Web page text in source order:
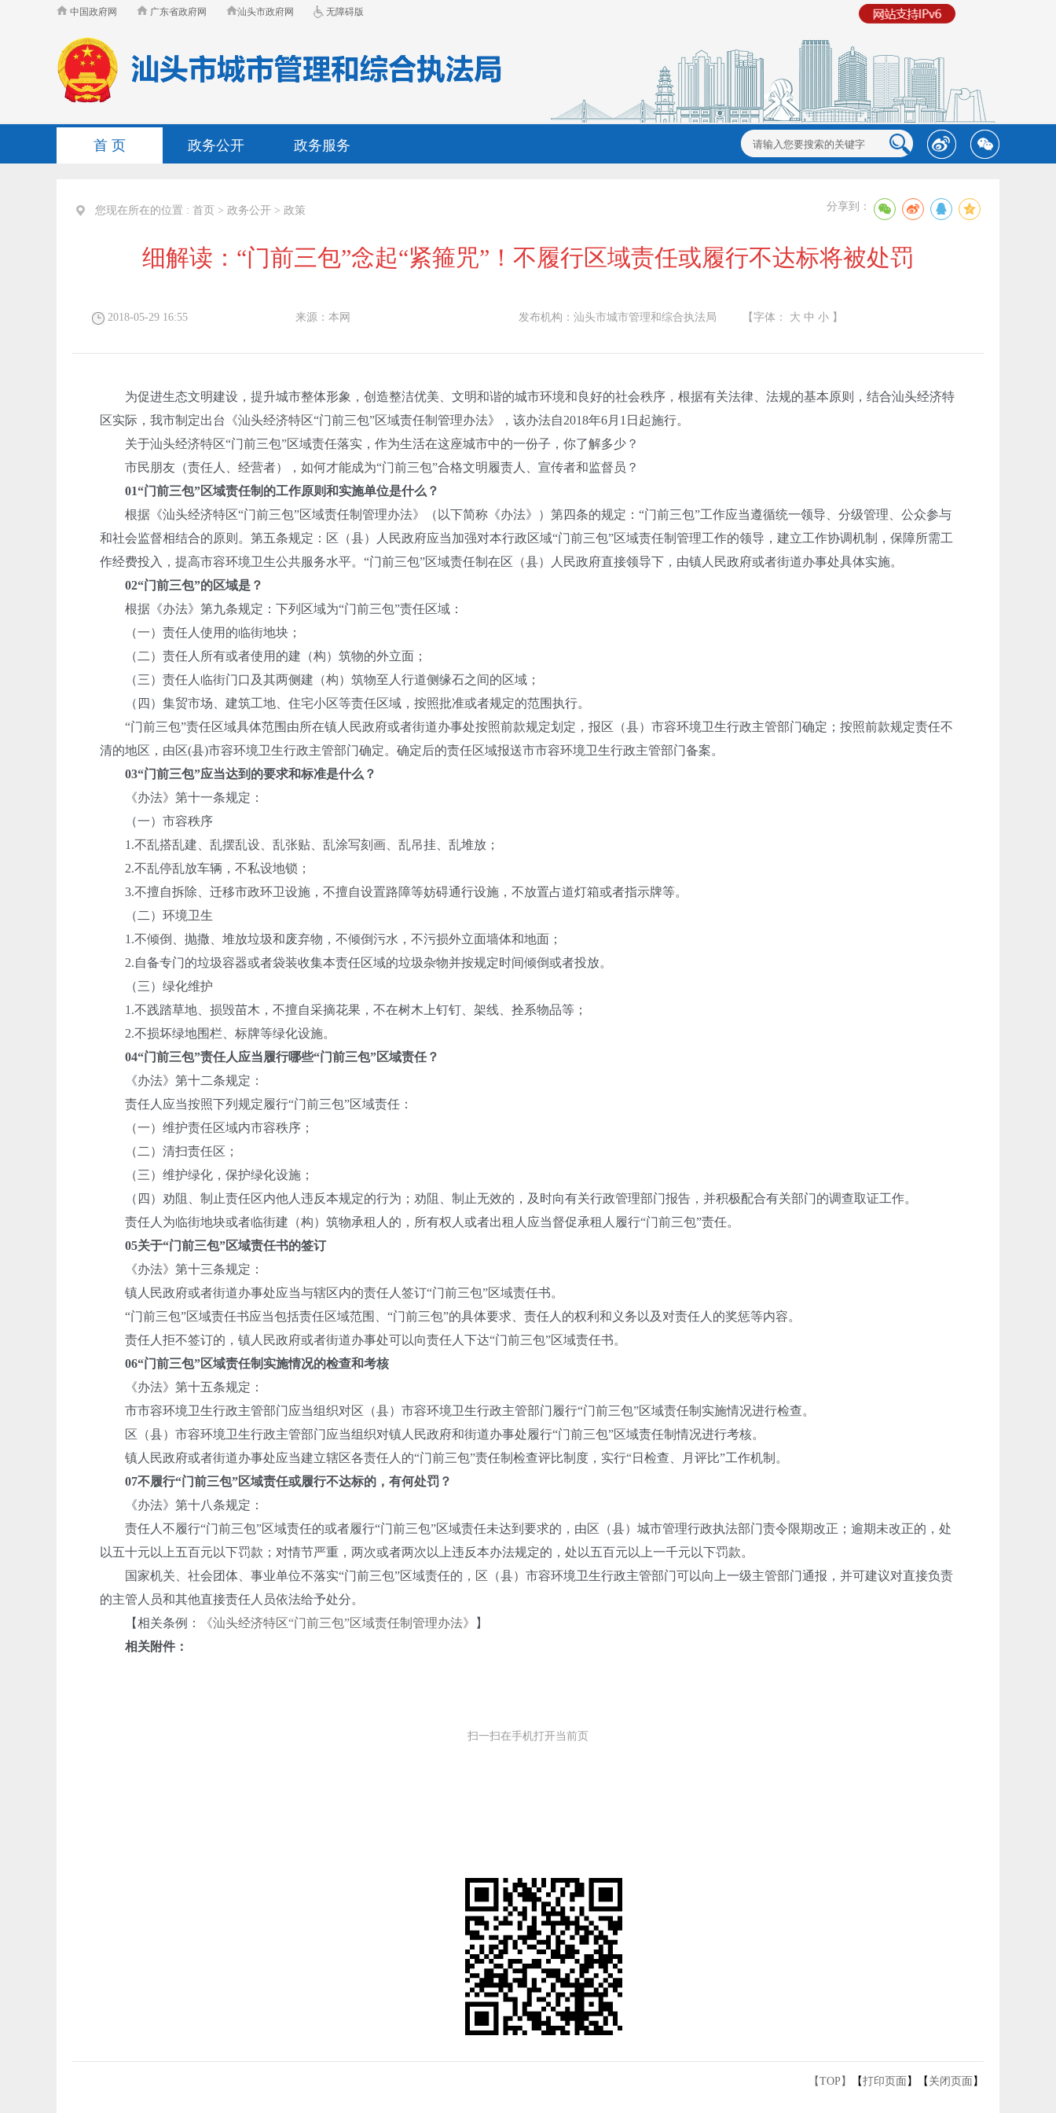
中国政府网 广东省政府网 汕头市政府网 无障碍版
首 页 政务公开 政务服务
您现在所在的位置 : 首页 > 政务公开 > 政策 分享到：
细解读：“门前三包”念起“紧箍咒”！不履行区域责任或履行不达标将被处罚
2018-05-29 16:55 来源：本网 发布机构：汕头市城市管理和综合执法局 【字体： 大 中 小 】
为促进生态文明建设，提升城市整体形象，创造整洁优美、文明和谐的城市环境和良好的社会秩序，根据有关法律、法规的基本原则，结合汕头经济特
区实际，我市制定出台《汕头经济特区“门前三包”区域责任制管理办法》，该办法自2018年6月 1 日起施行。
关于汕头经济特区“门前三包”区域责任落实，作为生活在这座城市中的一份子，你了解多少？
市民朋友（责任人、经营者），如何才能成为“门前三包”合格文明履责人、宣传者和监督员？
01“门前三包”区域责任制的工作原则和实施单位是什么？
根据《汕头经济特区“门前三包”区域责任制管理办法》（以下简称《办法》）第四条的规定：“门前三包”工作应当遵循统一领导、分级管理、公众参与
和社会监督相结合的原则。第五条规定：区（县）人民政府应当加强对本行政区域“门前三包”区域责任制管理工作的领导，建立工作协调机制，保障所需工
作经费投入，提高市容环境卫生公共服务水平。“门前三包”区域责任制在区（县）人民政府直接领导下，由镇人民政府或者街道办事处具体实施。
02“门前三包”的区域是？
根据《办法》第九条规定：下列区域为“门前三包”责任区域：
（一）责任人使用的临街地块；
（二）责任人所有或者使用的建（构）筑物的外立面；
（三）责任人临街门口及其两侧建（构）筑物至人行道侧缘石之间的区域；
（四）集贸市场、建筑工地、住宅小区等责任区域，按照批准或者规定的范围执行。
“门前三包”责任区域具体范围由所在镇人民政府或者街道办事处按照前款规定划定，报区（县）市容环境卫生行政主管部门确定；按照前款规定责任不
清的地区，由区(县)市容环境卫生行政主管部门确定。确定后的责任区域报送市市容环境卫生行政主管部门备案。
03“门前三包”应当达到的要求和标准是什么？
《办法》第十一条规定：
（一）市容秩序
1.不乱搭乱建、乱摆乱设、乱张贴、乱涂写刻画、乱吊挂、乱堆放；
2.不乱停乱放车辆，不私设地锁；
3.不擅自拆除、迁移市政环卫设施，不擅自设置路障等妨碍通行设施，不放置占道灯箱或者指示牌等。
（二）环境卫生
1.不倾倒、抛撒、堆放垃圾和废弃物，不倾倒污水，不污损外立面墙体和地面；
2.自备专门的垃圾容器或者袋装收集本责任区域的垃圾杂物并按规定时间倾倒或者投放。
（三）绿化维护
1.不践踏草地、损毁苗木，不擅自采摘花果，不在树木上钉钉、架线、拴系物品等；
2.不损坏绿地围栏、标牌等绿化设施。
04“门前三包”责任人应当履行哪些“门前三包”区域责任？
《办法》第十二条规定：
责任人应当按照下列规定履行“门前三包”区域责任：
（一）维护责任区域内市容秩序；
（二）清扫责任区；
（三）维护绿化，保护绿化设施；
（四）劝阻、制止责任区内他人违反本规定的行为；劝阻、制止无效的，及时向有关行政管理部门报告，并积极配合有关部门的调查取证工作。
责任人为临街地块或者临街建（构）筑物承租人的，所有权人或者出租人应当督促承租人履行“门前三包”责任。
05关于“门前三包”区域责任书的签订
《办法》第十三条规定：
镇人民政府或者街道办事处应当与辖区内的责任人签订“门前三包”区域责任书。
“门前三包”区域责任书应当包括责任区域范围、“门前三包”的具体要求、责任人的权利和义务以及对责任人的奖惩等内容。
责任人拒不签订的，镇人民政府或者街道办事处可以向责任人下达“门前三包”区域责任书。
06“门前三包”区域责任制实施情况的检查和考核
《办法》第十五条规定：
市市容环境卫生行政主管部门应当组织对区（县）市容环境卫生行政主管部门履行“门前三包”区域责任制实施情况进行检查。
区（县）市容环境卫生行政主管部门应当组织对镇人民政府和街道办事处履行“门前三包”区域责任制情况进行考核。
镇人民政府或者街道办事处应当建立辖区各责任人的“门前三包”责任制检查评比制度，实行“日检查、月评比”工作机制。
07不履行“门前三包”区域责任或履行不达标的，有何处罚？
《办法》第十八条规定：
责任人不履行“门前三包”区域责任的或者履行“门前三包”区域责任未达到要求的，由区（县）城市管理行政执法部门责令限期改正；逾期未改正的，处
以五十元以上五百元以下罚款；对情节严重，两次或者两次以上违反本办法规定的，处以五百元以上一千元以下罚款。
国家机关、社会团体、事业单位不落实“门前三包”区域责任的，区（县）市容环境卫生行政主管部门可以向上一级主管部门通报，并可建议对直接负责
的主管人员和其他直接责任人员依法给予处分。
【相关条例：
《汕头经济特区“门前三包”区域责任制管理办法》
】
相关附件：
扫一扫在手机打开当前页
【TOP】 【打印页面 】【 关闭页面 】